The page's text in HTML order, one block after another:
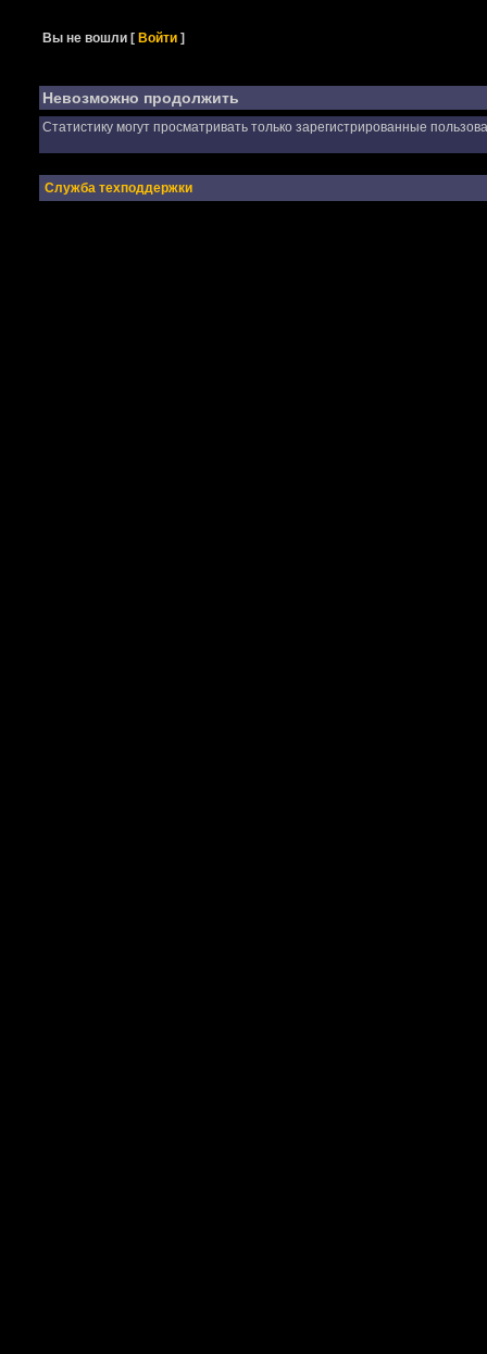
Вы не вошли [Войти ]
Невозможно продолжить
Статистику могут просматривать только зарегистрированные
Служба техподдержки